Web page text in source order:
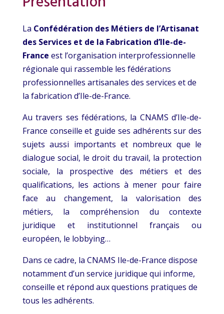
La Confédération des Métiers de l’Artisanat
des Services et de la Fabrication d’Ile-de-
France est l’organisation interprofessionnelle
régionale qui rassemble les fédérations
professionnelles artisanales des services et de
la fabrication d’Ile-de-France.
Au travers ses fédérations, la CNAMS d’Ile-de-
France conseille et guide ses adhérents sur des
sujets aussi importants et nombreux que le
dialogue social, le droit du travail, la protection
sociale, la prospective des métiers et des
qualifications, les actions à mener pour faire
face au changement, la valorisation des
métiers, la compréhension du contexte
juridique et institutionnel français ou
européen, le lobbying…
Dans ce cadre, la CNAMS Ile-de-France dispose
notamment d’un service juridique qui informe,
conseille et répond aux questions pratiques de
tous les adhérents.